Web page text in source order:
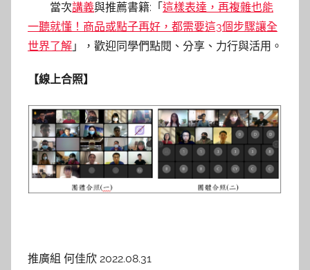
當次講義與推薦書籍:「 這樣表達，再複雜也能
一聽就懂！商品或點子再好，都需要這3個步驟讓全
世界了解 」，歡迎同學們點閱、分享、力行與活用。
【線上合照】
推廣組 何佳欣 2022.08.31